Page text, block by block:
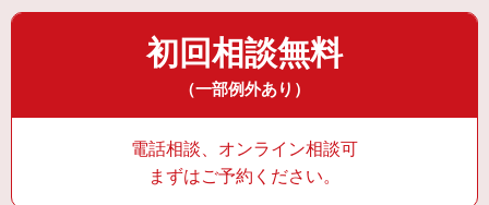
初回相談無料
（一部例外あり）
電話相談、オンライン相談可
まずはご予約ください。